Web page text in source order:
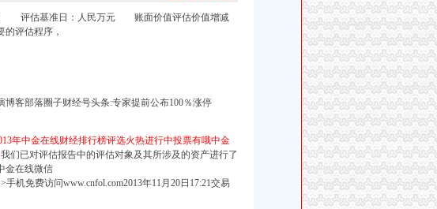
评估基准日：人民万元 账面价值评估价值增减
评估程序，
客部落圈子财经号头条:专家提前公布100％涨停
年中金在线财经排行榜评选火热进行中投票有哦中金
我们已对评估报告中的评估对象及其所涉及的资产进行了
中金在线微信
手机免费访问www.cnfol.com2013年11月20日17:21交易